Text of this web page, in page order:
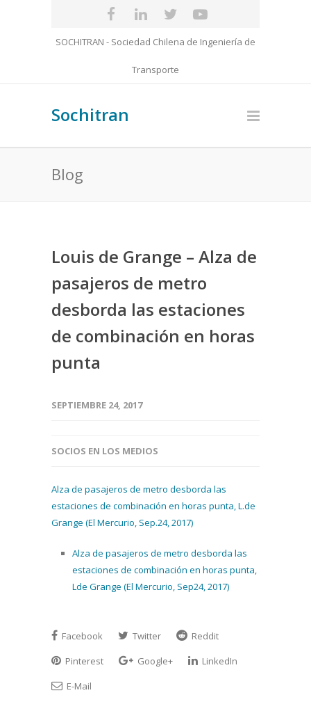
SOCHITRAN - Sociedad Chilena de Ingeniería de
Transporte
Sochitran
Blog
Louis de Grange – Alza de
pasajeros de metro
desborda las estaciones
de combinación en horas
punta
SEPTIEMBRE 24, 2017
SOCIOS EN LOS MEDIOS
Alza de pasajeros de metro desborda las
estaciones de combinación en horas punta, L.de
Grange (El Mercurio, Sep.24, 2017)
Alza de pasajeros de metro desborda las
estaciones de combinación en horas punta,
Lde Grange (El Mercurio, Sep24, 2017)
Facebook Twitter
Reddit
Pinterest
Google+
LinkedIn
E-Mail